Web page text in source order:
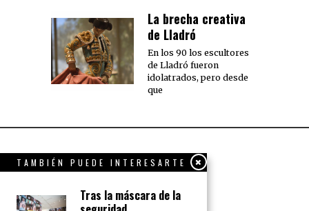
La brecha creativa
de Lladró
En los 90 los escultores
de Lladró fueron
idolatrados, pero desde
que
TAMBIÉN PUEDE INTERESARTE
Tras la máscara de la